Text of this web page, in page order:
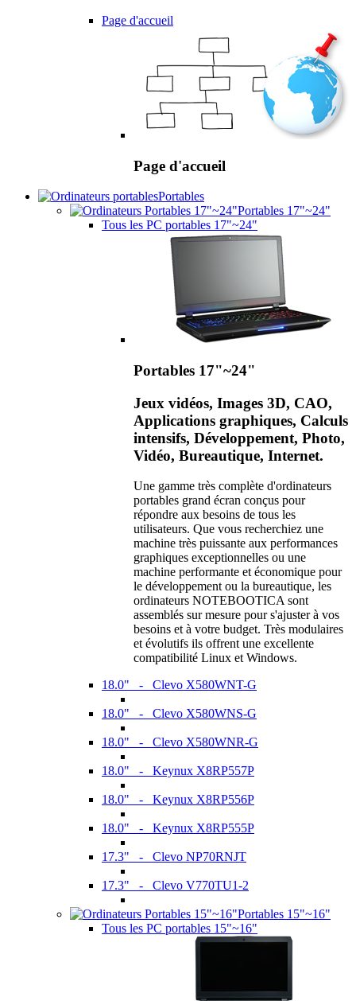
Page d'accueil
Page d'accueil
Portables
Portables 17"~24"
Tous les PC portables 17"~24"
Portables 17"~24"
Jeux vidéos, Images 3D, CAO,
Applications graphiques, Calculs
intensifs, Développement, Photo,
Vidéo, Bureautique, Internet.
Une gamme très complète d'ordinateurs
portables grand écran conçus pour
répondre aux besoins de tous les
utilisateurs. Que vous recherchiez une
machine très puissante aux performances
graphiques exceptionnelles ou une
machine performante et économique pour
le développement ou la bureautique, les
ordinateurs NOTEBOOTICA sont
assemblés sur mesure pour s'ajuster à vos
besoins et à votre budget. Très modulaires
et évolutifs ils offrent une excellente
compatibilité Linux et Windows.
18.0" - Clevo X580WNT-G
18.0" - Clevo X580WNS-G
18.0" - Clevo X580WNR-G
18.0" - Keynux X8RP557P
18.0" - Keynux X8RP556P
18.0" - Keynux X8RP555P
17.3" - Clevo NP70RNJT
17.3" - Clevo V770TU1-2
Portables 15"~16"
Tous les PC portables 15"~16"